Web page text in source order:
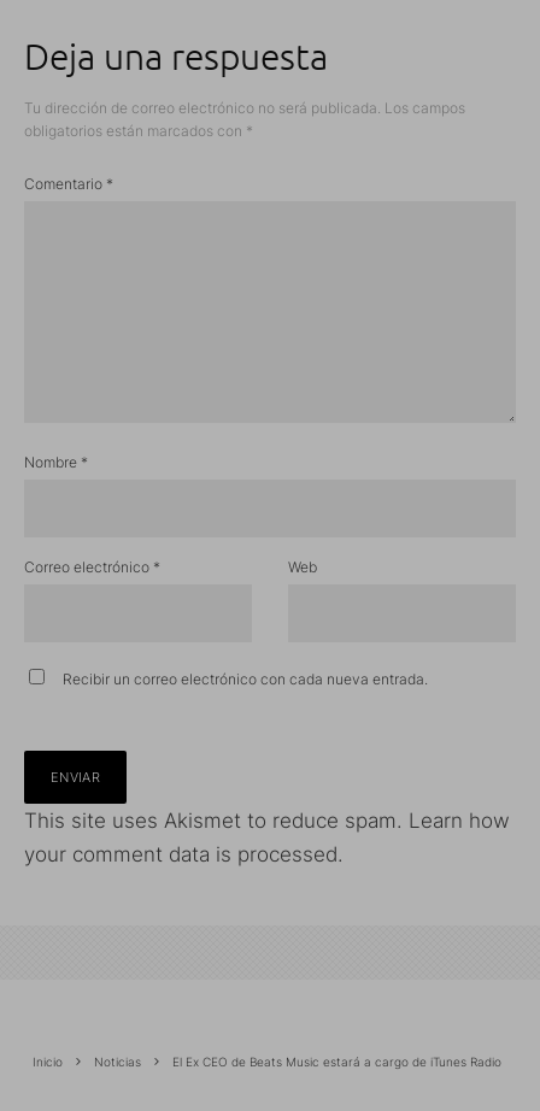
Deja una respuesta
Tu dirección de correo electrónico no será publicada. Los campos
obligatorios están marcados con *
Comentario *
Nombre *
Correo electrónico * Web
Recibir un correo electrónico con cada nueva entrada.
This site uses Akismet to reduce spam. Learn how
your comment data is processed.
Inicio Noticias El Ex CEO de Beats Music estará a cargo de iTunes Radio